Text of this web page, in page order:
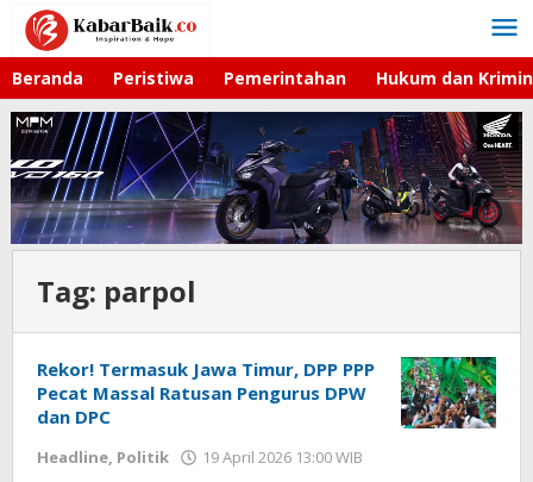
Lewati
konten
Beranda Peristiwa Pemerintahan Hukum dan
Tag: parpol
Rekor! Termasuk Jawa Timur, DPP PPP
Pecat Massal Ratusan Pengurus DPW
dan DPC
Headline, Politik 19 April 2026 13:00 WIB